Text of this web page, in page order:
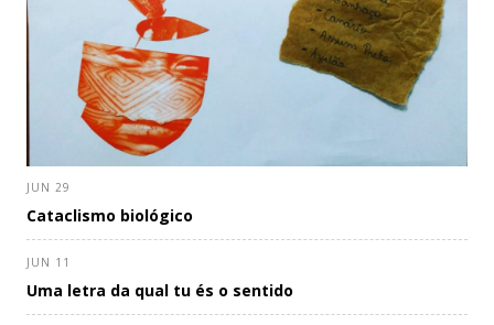
JUN 29
Cataclismo biológico
JUN 11
Uma letra da qual tu és o sentido